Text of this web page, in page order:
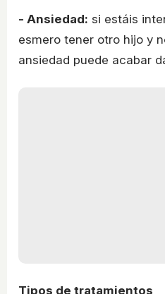
- Ansiedad: si estáis
esmero tener otro hijo y
ansiedad puede acabar
Tipos de tratamientos